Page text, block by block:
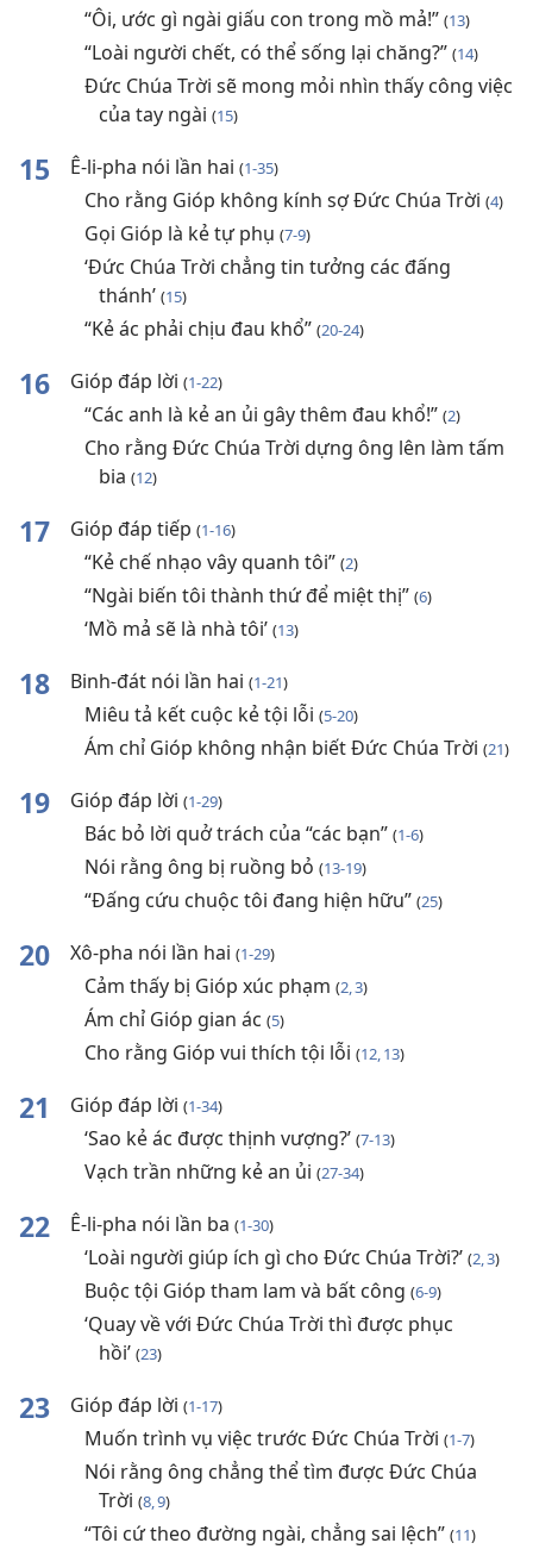
“Ôi, ước gì ngài giấu con trong mồ mả!” (13)
“Loài người chết, có thể sống lại chăng?” (14)
Đức Chúa Trời sẽ mong mỏi nhìn thấy công việc
của tay ngài (15)
15 Ê-li-pha nói lần hai (1-35)
Cho rằng Gióp không kính sợ Đức Chúa Trời (4)
Gọi Gióp là kẻ tự phụ (7-9)
‘Đức Chúa Trời chẳng tin tưởng các đấng
thánh’ (15)
“Kẻ ác phải chịu đau khổ” (20-24)
16 Gióp đáp lời (1-22)
“Các anh là kẻ an ủi gây thêm đau khổ!” (2)
Cho rằng Đức Chúa Trời dựng ông lên làm tấm
bia (12)
17 Gióp đáp tiếp (1-16)
“Kẻ chế nhạo vây quanh tôi” (2)
“Ngài biến tôi thành thứ để miệt thị” (6)
‘Mồ mả sẽ là nhà tôi’ (13)
18 Binh-đát nói lần hai (1-21)
Miêu tả kết cuộc kẻ tội lỗi (5-20)
Ám chỉ Gióp không nhận biết Đức Chúa Trời (21)
19 Gióp đáp lời (1-29)
Bác bỏ lời quở trách của “các bạn” (1-6)
Nói rằng ông bị ruồng bỏ (13-19)
“Đấng cứu chuộc tôi đang hiện hữu” (25)
20 Xô-pha nói lần hai (1-29)
Cảm thấy bị Gióp xúc phạm (2, 3)
Ám chỉ Gióp gian ác (5)
Cho rằng Gióp vui thích tội lỗi (12, 13)
21 Gióp đáp lời (1-34)
‘Sao kẻ ác được thịnh vượng?’ (7-13)
Vạch trần những kẻ an ủi (27-34)
22 Ê-li-pha nói lần ba (1-30)
‘Loài người giúp ích gì cho Đức Chúa Trời?’ (2, 3)
Buộc tội Gióp tham lam và bất công (6-9)
‘Quay về với Đức Chúa Trời thì được phục
hồi’ (23)
23 Gióp đáp lời (1-17)
Muốn trình vụ việc trước Đức Chúa Trời (1-7)
Nói rằng ông chẳng thể tìm được Đức Chúa
Trời (8, 9)
“Tôi cứ theo đường ngài, chẳng sai lệch” (11)